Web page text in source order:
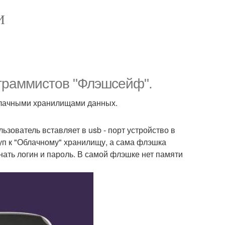
"Флэшсейф".
хранилищами данных.
вставляет в usb - порт устройство в
к "Облачному" хранилищу, а сама флэшка
логин и пароль. В самой флэшке нет памяти